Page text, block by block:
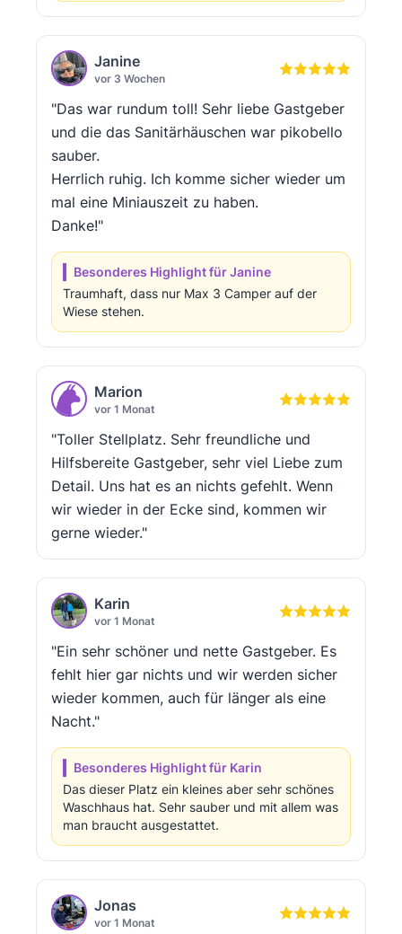
Janine
vor 3 Wochen
"Das war rundum toll! Sehr liebe Gastgeber
und die das Sanitärhäuschen war pikobello
sauber.
Herrlich ruhig. Ich komme sicher wieder um
mal eine Miniauszeit zu haben.
Danke!"
Besonderes Highlight für Janine
Traumhaft, dass nur Max 3 Camper auf der
Wiese stehen.
Marion
vor 1 Monat
"Toller Stellplatz. Sehr freundliche und
Hilfsbereite Gastgeber, sehr viel Liebe zum
Detail. Uns hat es an nichts gefehlt. Wenn
wir wieder in der Ecke sind, kommen wir
gerne wieder."
Karin
vor 1 Monat
"Ein sehr schöner und nette Gastgeber. Es
fehlt hier gar nichts und wir werden sicher
wieder kommen, auch für länger als eine
Nacht."
Besonderes Highlight für Karin
Das dieser Platz ein kleines aber sehr schönes
Waschhaus hat. Sehr sauber und mit allem was
man braucht ausgestattet.
Jonas
vor 1 Monat